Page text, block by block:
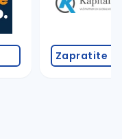
Zapratite